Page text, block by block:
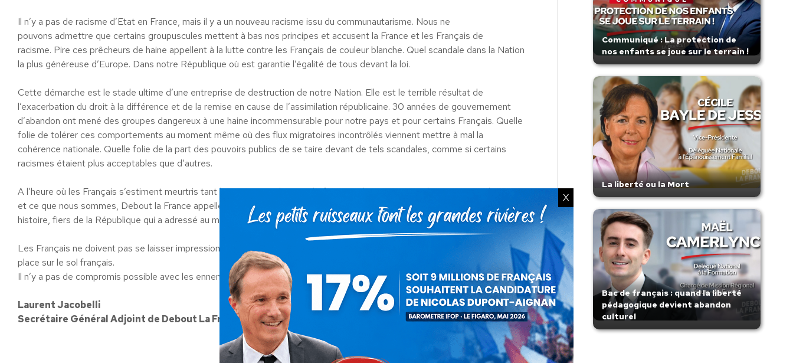
Il n’y a pas de racisme d’Etat en France, mais il y a un nouveau racisme issu du communautarisme. Nous ne
pouvons admettre que certains groupuscules mettent à bas nos principes et accusent la France et les Français de
racisme. Pire ces prêcheurs de haine appellent à la lutte contre les Français de couleur blanche. Quel scandale dans la Nation
la plus généreuse d’Europe. Dans notre République où est garantie l’égalité de tous devant la loi.
Cette démarche est le stade ultime d’une entreprise de destruction de notre Nation. Elle est le terrible résultat de
l’exacerbation du droit à la différence et de la remise en cause de l’assimilation républicaine. 30 années de gouvernement
d’abandon ont mené des groupes dangereux à une haine incommensurable pour notre pays et pour certains Français. Quelle
folie de tolérer ces comportements au moment même où des flux migratoires incontrôlés viennent mettre à mal la
cohérence nationale. Quelle folie de la part des pouvoirs publics de se taire devant de tels scandales, comme si certains
racismes étaient plus acceptables que d’autres.
A l’heure où les Français s’estiment meurtris tant leur pays est abimé et bafoué par des groupes qui haïssent notre histoire
et ce que nous sommes, Debout la France appelle les Français de toutes origines à être fiers de ce qu’ils sont, fiers de leur
histoire, fiers de la République qui a adressé au monde un message de tolérance et de fraternité.
Les Français ne doivent pas se laisser impressionner par ces marchands de haine. Ce camp doit être interdit, il n’a pas sa
place sur le sol français.
Il n’y a pas de compromis possible avec les ennemis de la République.
Laurent Jacobelli
Secrétaire Général Adjoint de Debout La France
Communiqué : La protection de
nos enfants se joue sur le terrain !
La liberté ou la Mort
Bac de français : quand la liberté
pédagogique devient abandon
culturel
X